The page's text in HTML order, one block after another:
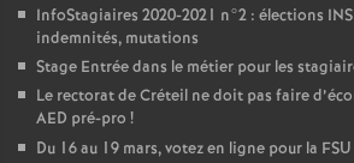
InfoStagiaires 2020-2021 n°2 : élections
indemnités, mutations
Stage Entrée dans le métier pour les
Le rectorat de Créteil ne doit pas faire
AED pré-pro !
Du 16 au 19 mars, votez en ligne pour la FSU